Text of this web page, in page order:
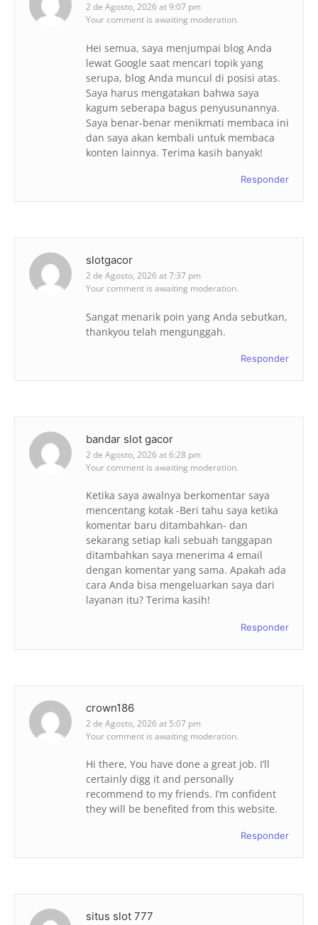
2 de Agosto, 2026 at 9:07 pm
Your comment is awaiting moderation.
Hei semua, saya menjumpai blog Anda
lewat Google saat mencari topik yang
serupa, blog Anda muncul di posisi atas.
Saya harus mengatakan bahwa saya
kagum seberapa bagus penyusunannya.
Saya benar-benar menikmati membaca ini
dan saya akan kembali untuk membaca
konten lainnya. Terima kasih banyak!
Responder
slotgacor
2 de Agosto, 2026 at 7:37 pm
Your comment is awaiting moderation.
Sangat menarik poin yang Anda sebutkan,
thankyou telah mengunggah.
Responder
bandar slot gacor
2 de Agosto, 2026 at 6:28 pm
Your comment is awaiting moderation.
Ketika saya awalnya berkomentar saya
mencentang kotak -Beri tahu saya ketika
komentar baru ditambahkan- dan
sekarang setiap kali sebuah tanggapan
ditambahkan saya menerima 4 email
dengan komentar yang sama. Apakah ada
cara Anda bisa mengeluarkan saya dari
layanan itu? Terima kasih!
Responder
crown186
2 de Agosto, 2026 at 5:07 pm
Your comment is awaiting moderation.
Hi there, You have done a great job. I’ll
certainly digg it and personally
recommend to my friends. I’m confident
they will be benefited from this website.
Responder
situs slot 777